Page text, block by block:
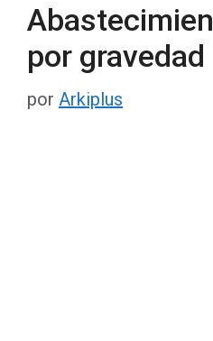
por gravedad
por Arkiplus